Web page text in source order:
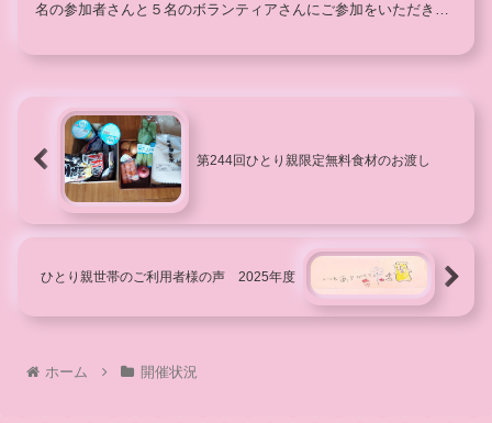
名の参加者さんと５名のボランティアさんにご参加をいただきま
第244回ひとり親限定無料食材のお渡し
ひとり親世帯のご利用者様の声 2025年度
ホーム 開催状況